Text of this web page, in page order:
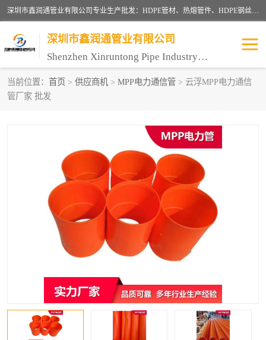
深圳市鑫润通管业有限公司专业生产批发：HDPE管材、热熔管件、HDPE钢丝骨架管、电熔管件、HDPE双壁波纹管、MPP电力管、井盖、PVC管材管件、PPR管材管件等；公司自创建以来，始终秉承“团结、务实、创新、守信”的服务宗旨，凭借专业的服务以及多年的勤奋拼搏，发展成为一家专业销售各种管材管件，绝缘电工套管及配件等系列产品的贸易公司。
深圳市鑫润通管业有限公司
Shenzhen Xinruntong Pipe Industry Co., Ltd
当前位置： 首页 > 供应商机 > MPP电力通信管 > 云浮MPP电力通信
管厂家 批发
HDPE管材给水管
HDPE电力通讯管
UPVC电力通讯管 MPP电力通信管
联塑PVC管 联塑PPR管
联塑PE管 联塑家装红蓝线管